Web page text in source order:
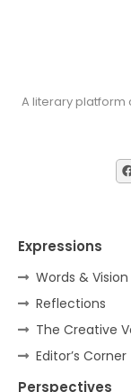
A literary platform
Expressions
Words & Vision
Reflections
The Creative
Editor’s Corner
Perspectives